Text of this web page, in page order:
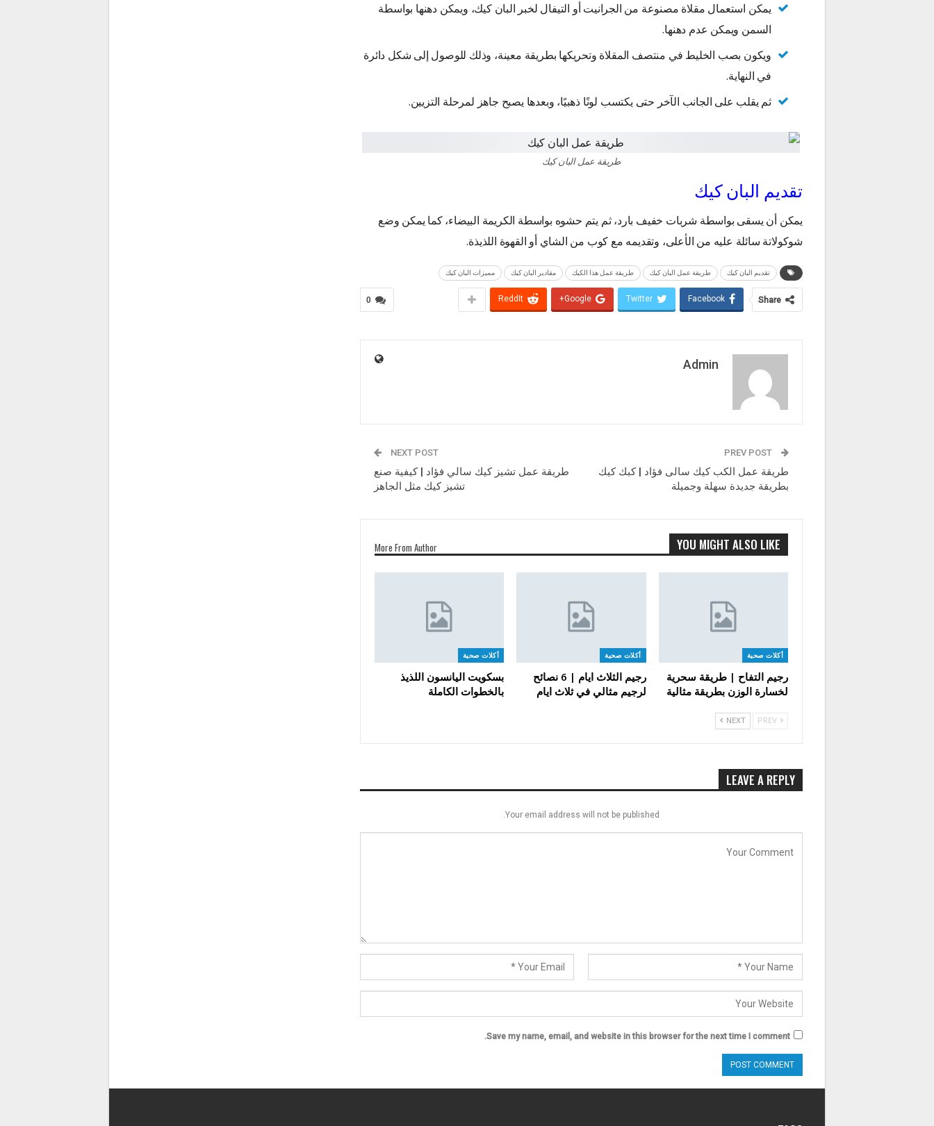
يمكن استعمال مقلاة مصنوعة من الجرانيت أو التيفال لخبر البان كيك، ويمكن دهنها بواسطة
السمن ويمكن عدم دهنها.
ويكون بصب الخليط في منتصف المقلاة وتحريكها بطريقة معينة، وذلك للوصول إلى شكل دائرة
في النهاية.
ثم يقلب على الجانب الآخر حتى يكتسب لونًا ذهبيًا، وبعدها يصبح جاهز لمرحلة التزيين.
طريقة عمل البان كيك
تقديم البان كيك
يمكن أن يسقى بواسطة شربات خفيف بارد، ثم يتم حشوه بواسطة الكريمة البيضاء، كما يمكن وضع
شوكولاتة سائلة عليه من الأعلى، وتقديمه مع كوب من الشاي أو القهوة اللذيذة.
تقديم البان كيك طريقة عمل البان كيك طريقة عمل هذا الكيك مقادير البان كيك مميزات البان كيك
0 Share
Facebook
Twitter
Google+
ReddIt
Admin
طريقة عمل الكب كيك سالى فؤاد | كبك كيك
بطريقة جديدة سهلة وجميلة
NEXT POST
طريقة عمل تشيز كيك سالي فؤاد | كيفية صنع
تشيز كيك مثل الجاهز
YOU MIGHT ALSO LIKE
More From Author
أكلات صحية
رجيم التفاح | طريقة سحرية
لخسارة الوزن بطريقة مثالية
أكلات صحية
رجيم الثلاث ايام | 6 نصائح
لرجيم مثالي في ثلاث ايام
أكلات صحية
بسكويت اليانسون اللذيذ
بالخطوات الكاملة
NEXT
LEAVE A REPLY
Your email address will not be published.
Save my name, email, and website in this browser for the next time I comment.